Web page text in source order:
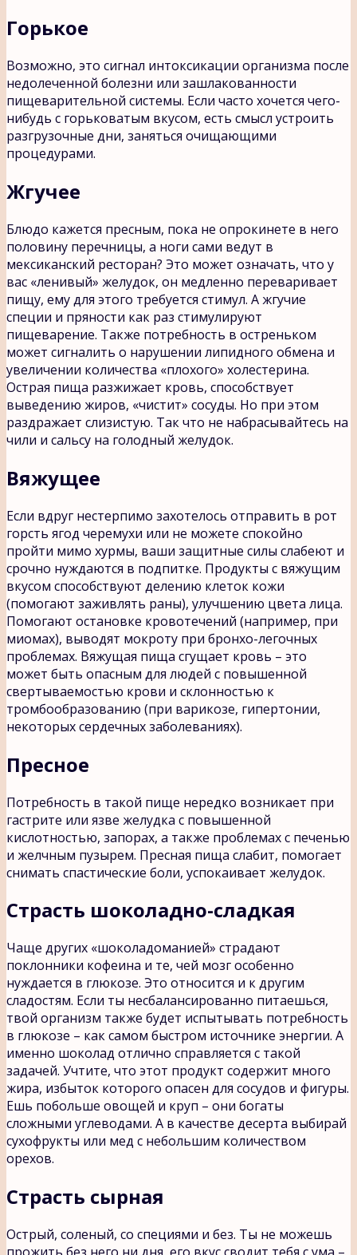
Горькое
Возможно, это сигнал интоксикации организма после
недолеченной болезни или зашлакованности
пищеварительной системы. Если часто хочется чего-
нибудь с горьковатым вкусом, есть смысл устроить
разгрузочные дни, заняться очищающими
процедурами.
Жгучее
Блюдо кажется пресным, пока не опрокинете в него
половину перечницы, а ноги сами ведут в
мексиканский ресторан? Это может означать, что у
вас «ленивый» желудок, он медленно переваривает
пищу, ему для этого требуется стимул. А жгучие
специи и пряности как раз стимулируют
пищеварение. Также потребность в остреньком
может сигналить о нарушении липидного обмена и
увеличении количества «плохого» холестерина.
Острая пища разжижает кровь, способствует
выведению жиров, «чистит» сосуды. Но при этом
раздражает слизистую. Так что не набрасывайтесь на
чили и сальсу на голодный желудок.
Вяжущее
Если вдруг нестерпимо захотелось отправить в рот
горсть ягод черемухи или не можете спокойно
пройти мимо хурмы, ваши защитные силы слабеют и
срочно нуждаются в подпитке. Продукты с вяжущим
вкусом способствуют делению клеток кожи
(помогают заживлять раны), улучшению цвета лица.
Помогают остановке кровотечений (например, при
миомах), выводят мокроту при бронхо-легочных
проблемах. Вяжущая пища сгущает кровь – это
может быть опасным для людей с повышенной
свертываемостью крови и склонностью к
тромбообразованию (при варикозе, гипертонии,
некоторых сердечных заболеваниях).
Пресное
Потребность в такой пище нередко возникает при
гастрите или язве желудка с повышенной
кислотностью, запорах, а также проблемах с печенью
и желчным пузырем. Пресная пища слабит, помогает
снимать спастические боли, успокаивает желудок.
Страсть шоколадно-сладкая
Чаще других «шоколадоманией» страдают
поклонники кофеина и те, чей мозг особенно
нуждается в глюкозе. Это относится и к другим
сладостям. Если ты несбалансированно питаешься,
твой организм также будет испытывать потребность
в глюкозе – как самом быстром источнике энергии. А
именно шоколад отлично справляется с такой
задачей. Учтите, что этот продукт содержит много
жира, избыток которого опасен для сосудов и фигуры.
Ешь побольше овощей и круп – они богаты
сложными углеводами. А в качестве десерта выбирай
сухофрукты или мед с небольшим количеством
орехов.
Страсть сырная
Острый, соленый, со специями и без. Ты не можешь